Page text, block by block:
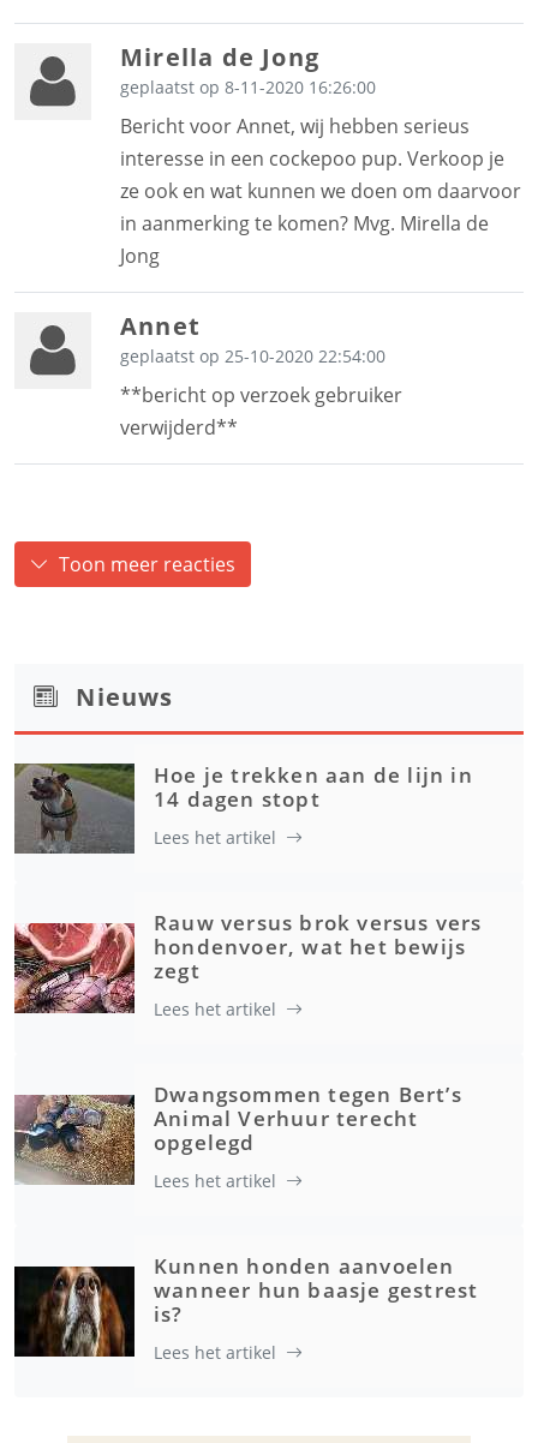
Mirella de Jong
geplaatst op 8-11-2020 16:26:00
Bericht voor Annet, wij hebben serieus
interesse in een cockepoo pup. Verkoop je
ze ook en wat kunnen we doen om daarvoor
in aanmerking te komen? Mvg. Mirella de
Jong
Annet
geplaatst op 25-10-2020 22:54:00
**bericht op verzoek gebruiker
verwijderd**
Toon meer reacties
Nieuws
Hoe je trekken aan de lijn in
14 dagen stopt
Lees het artikel
Rauw versus brok versus vers
hondenvoer, wat het bewijs
zegt
Lees het artikel
Dwangsommen tegen Bert’s
Animal Verhuur terecht
opgelegd
Lees het artikel
Kunnen honden aanvoelen
wanneer hun baasje gestrest
is?
Lees het artikel